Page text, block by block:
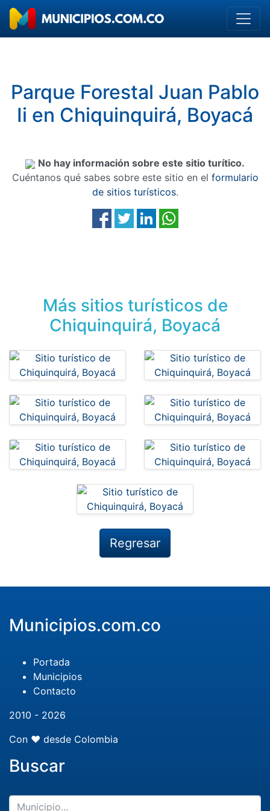
Parque Forestal Juan Pablo
Ii en Chiquinquirá, Boyacá
No hay información sobre este sitio turítico.
Cuéntanos qué sabes sobre este sitio en el formulario
de sitios turísticos.
Más sitios turísticos de
Chiquinquirá, Boyacá
Regresar
Municipios.com.co
Portada
Municipios
Contacto
2010 - 2026
Con ❤️ desde Colombia
Buscar